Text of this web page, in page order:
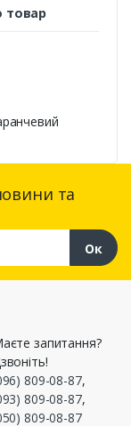
товар
та
Ок
запитання?
809-08-87,
809-08-87,
809-08-87